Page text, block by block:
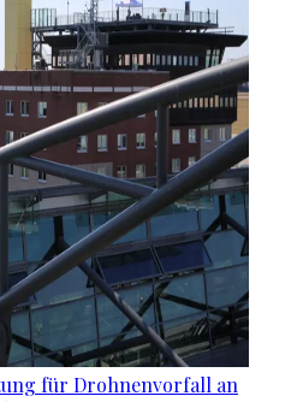
für Drohnenvorfall an